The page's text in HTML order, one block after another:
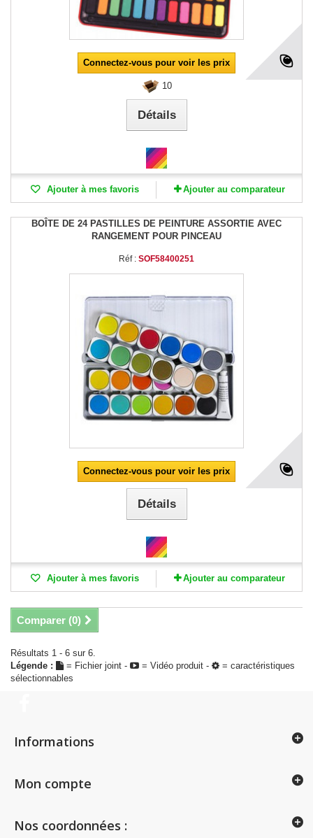
Connectez-vous pour voir les prix
10
Détails
Ajouter à mes favoris Ajouter au comparateur
BOÎTE DE 24 PASTILLES DE PEINTURE ASSORTIE AVEC
RANGEMENT POUR PINCEAU
Réf : SOF58400251
Connectez-vous pour voir les prix
Détails
Ajouter à mes favoris Ajouter au comparateur
Comparer (0)
Résultats 1 - 6 sur 6.
Légende :
= Fichier joint - = Vidéo produit -
= caractéristiques
sélectionnables
Informations
Mon compte
Nos coordonnées :